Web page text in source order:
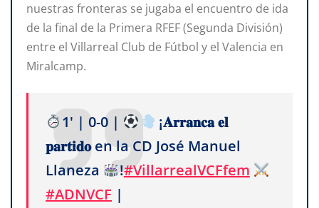
nuestras fronteras se jugaba el encuentro de ida
de la final de la Primera RFEF (Segunda División)
entre el Villarreal Club de Fútbol y el Valencia en
Miralcamp.
1' | 0-0 |
¡𝐀𝐫𝐫𝐚𝐧𝐜𝐚 𝐞𝐥
𝐩𝐚𝐫𝐭𝐢𝐝𝐨 en la CD José Manuel
Llaneza
!#VillarrealVCFfem
#ADNVCF |